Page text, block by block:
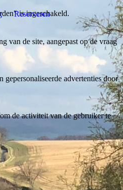
Reserveren
is ingeschakeld.
van de site, aangepast op de vraag
advertenties door
de activiteit van de gebruiker te